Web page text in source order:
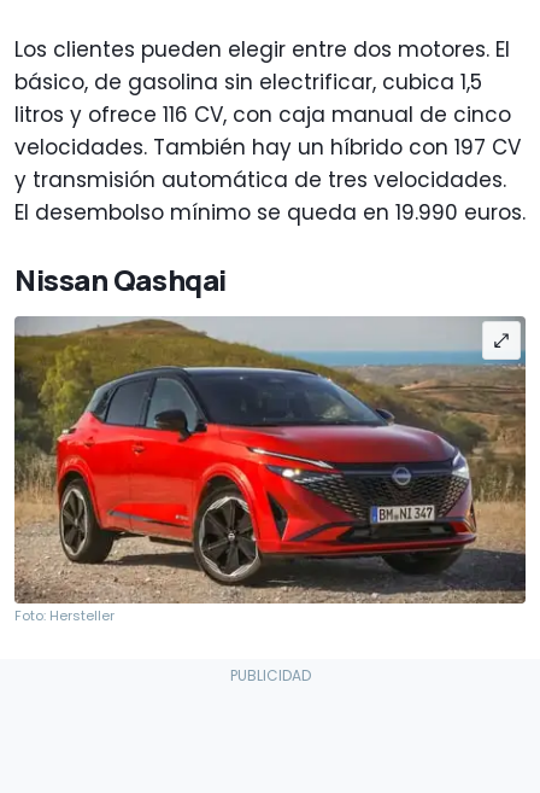
Los clientes pueden elegir entre dos motores. El
básico, de gasolina sin electrificar, cubica 1,5
litros y ofrece 116 CV, con caja manual de cinco
velocidades. También hay un híbrido con 197 CV
y ​​transmisión automática de tres velocidades.
El desembolso mínimo se queda en 19.990 euros.
Nissan Qashqai
Foto: Hersteller